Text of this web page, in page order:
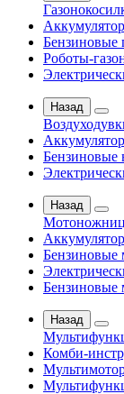
Бензиновые
Роботы-
Назад
Бензиновые
Назад
Бензиновые
Назад
Комби-